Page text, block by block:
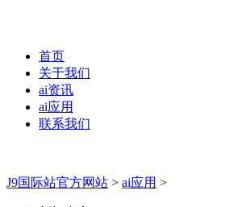
首页
关于我们
ai资讯
ai应用
联系我们
J9国际站官方网站 > ai应用 >